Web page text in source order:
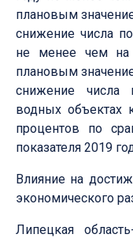
плановым
снижение числа
не менее чем на
плановым
снижение числа
водных
процентов по
показателя 2019
Влияние на
экономического
Липецкая